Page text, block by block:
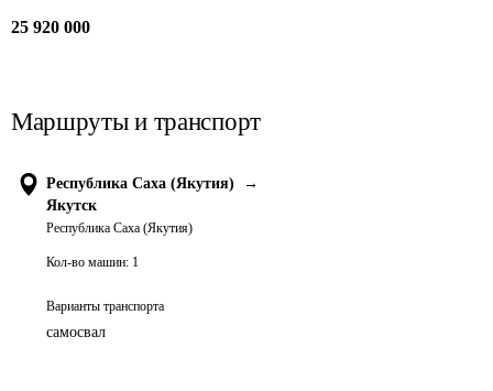
25 920 000
Маршруты и транспорт
Республика Саха (Якутия)
→
Якутск
Республика Саха (Якутия)
Кол-во машин: 1
Варианты транспорта
самосвал